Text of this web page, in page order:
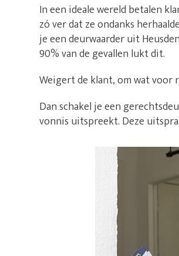
In een ideale wereld betalen
zó ver dat ze ondanks
je een deurwaarder uit
90% van de gevallen lukt dit.
Weigert de klant, om wat voor
Dan schakel je een
vonnis uitspreekt. Deze